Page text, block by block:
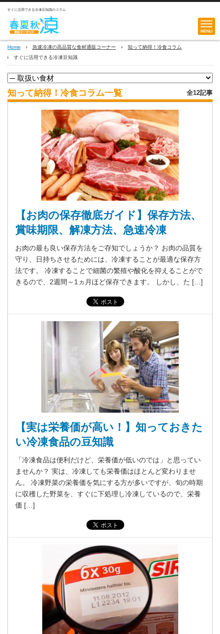
すぐに活用できる冷凍豆知識のコラム
Home 急速冷凍の高品質な食材通販コーナー
知って納得！冷食コラム
すぐに活用できる冷凍豆知識
知って納得！冷食コラム一覧 全12記事
【お肉の保存徹底ガイド】保存方法、
賞味期限、解凍方法、急速冷凍
お肉の最も良い保存方法をご存知でしょうか？ お肉の品質を
守り、日持ちさせるためには、冷凍することが最適な保存方
法です。 冷凍することで細菌の繁殖や酸化を抑えることがで
きるので、2週間～1ヵ月ほど保存できます。 しかし、た […]
【実は栄養価が高い！】知っておきた
い冷凍食品の豆知識
「冷凍食品は便利だけど、栄養価が低いのでは」と思ってい
ませんか？ 実は、冷凍しても栄養価はほとんど変わりませ
ん。 冷凍野菜の栄養価を気にする方が多いですが、旬の時期
に収穫した野菜を、すぐに下処理し冷凍しているので、栄養
価 […]